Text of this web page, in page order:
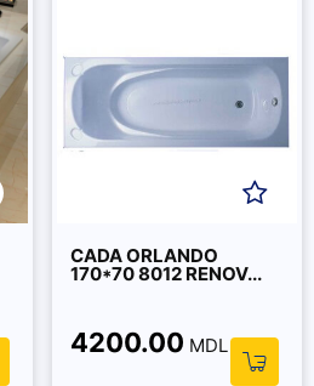
CADA ORLANDO
170*70 8012 RENOV...
4200.00 MDL